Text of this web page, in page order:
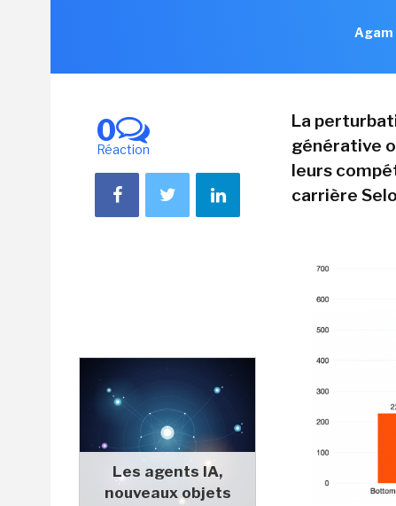
Agam
0
Réaction
Les agents IA,
nouveaux objets
La
générative
leurs
carrière